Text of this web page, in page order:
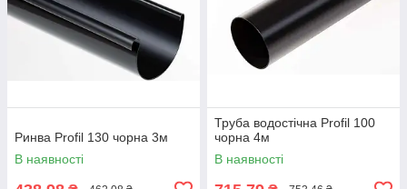
Ринва Profil 130 чорна 3м
В наявності
Труба водостічна Profil 100
чорна 4м
В наявності